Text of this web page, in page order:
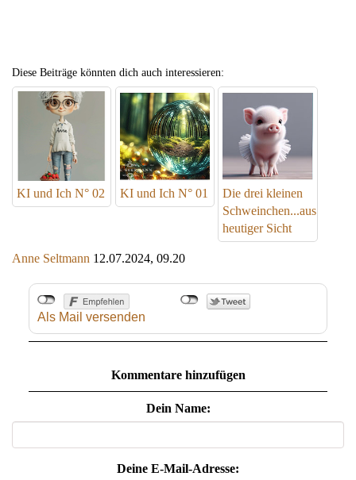
Diese Beiträge könnten dich auch interessieren:
KI und Ich N° 02 KI und Ich N° 01
Die drei kleinen
Schweinchen...aus
heutiger Sicht
Anne Seltmann 12.07.2024, 09.20
Als Mail versenden
Kommentare hinzufügen
Dein Name:
Deine E-Mail-Adresse: